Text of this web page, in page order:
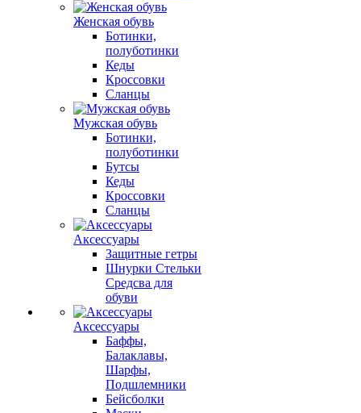
Женская обувь
Ботинки,
полуботинки
Кеды
Кроссовки
Сланцы
Мужская обувь
Ботинки,
полуботинки
Бутсы
Кеды
Кроссовки
Сланцы
Аксессуары
Защитные гетры
Шнурки Стельки
Средсва для
обуви
Аксессуары
Баффы,
Балаклавы,
Шарфы,
Подшлемники
Бейсболки